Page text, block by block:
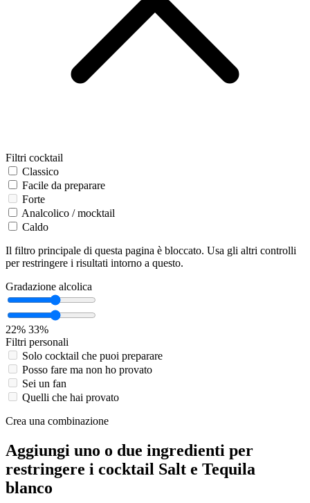
Filtri cocktail
Classico
Facile da preparare
Forte
Analcolico / mocktail
Caldo
Il filtro principale di questa pagina è bloccato. Usa gli altri controlli
per restringere i risultati intorno a questo.
Gradazione alcolica
22% 33%
Filtri personali
Solo cocktail che puoi preparare
Posso fare ma non ho provato
Sei un fan
Quelli che hai provato
Crea una combinazione
Aggiungi uno o due ingredienti per
restringere i cocktail Salt e Tequila
blanco